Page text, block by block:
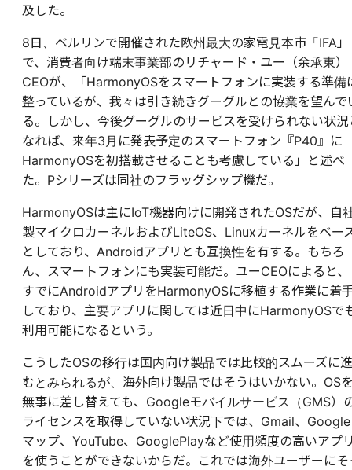
及した。
8日、ベルリンで開催された欧州最大の家電見本市「IFA」
で、消費者向け端末事業部のリチャード・ユー（余承東）
CEOが、「HarmonyOSをスマートフォンに実装する準備
整っているが、我々は引き続きグーグルとの協業を望んで
る。しかし、今後グーグルのサービスを受けられない状況
なれば、来年3月に発表予定のスマートフォン『P40』に
HarmonyOSを初搭載させることも考慮している」と述べ
た。Pシリーズは同社のフラッグシップ機だ。
HarmonyOSは主にIoT機器向けに開発されたOSだが、自
製マイクロカーネルおよびLiteOS、Linuxカーネルをベー
としており、Androidアプリとも互換性を有する。もちろ
ん、スマートフォンにも実装可能だ。ユーCEOによると、
すでにAndroidアプリをHarmonyOSに移植する作業に着
しており、主要アプリに関しては近日中にHarmonyOSで
利用可能になるという。
こうしたOSの移行は国内向け製品では比較的スムーズに進
むとみられるが、海外向け製品ではそうはいかない。OS
無事に差し替えても、Googleモバイルサービス（GMS）
ライセンスを取得していない状況下では、Gmail、Google
マップ、YouTube、GooglePlayなど使用頻度の高いアプ
を使うことができないからだ。これでは海外ユーザーにそ